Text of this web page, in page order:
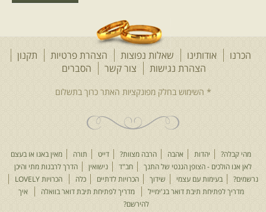
הכרנו אודותינו שאלות נפוצות הצהרת פרטיות
תקנון
הצהרת נגישות
צור קשר הסברים
מהי קבלה? יהדות אהבה הרבה מצוות? דייט תורה
מאין באנו או בעצם
לאן אנו הולכים - הצופן הגנטי של התנך
חב"ד נישואין
הדרך לרבנות מתי והיכן
נרשמים?
בעימות עם עצמי שידוך הכרויות לדתיים כלה
הכרויות LOVELY
מדריך לפתיחת תיבת דואר בג'ימייל
מדריך לפתיחת תיבת דואר בוואלה
איך
להירשם?